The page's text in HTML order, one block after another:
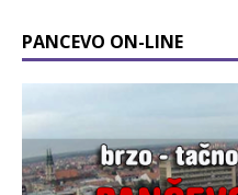
PANCEVO ON-LINE